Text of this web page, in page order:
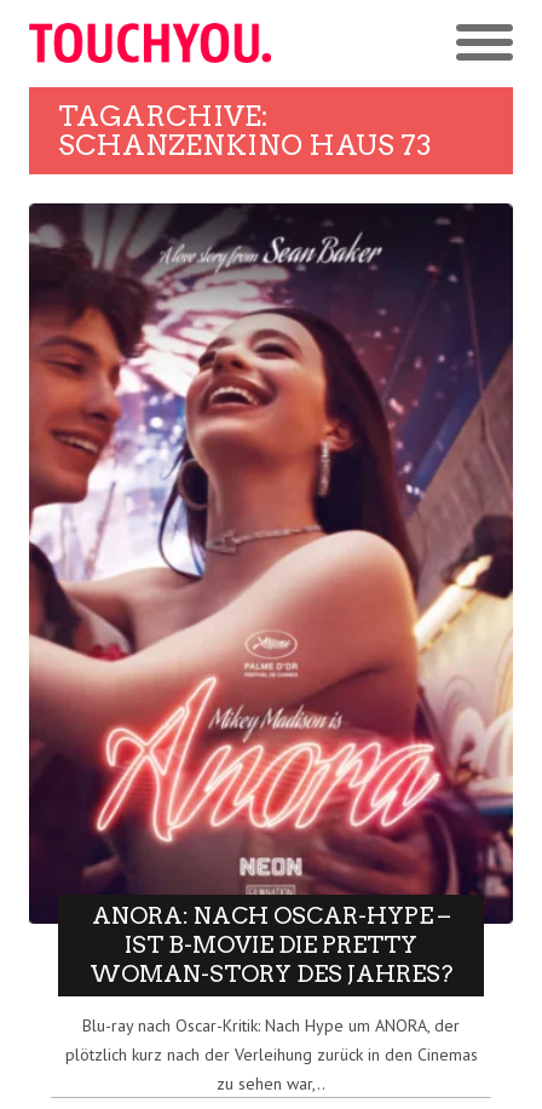
TAGARCHIVE:
SCHANZENKINO HAUS 73
ANORA: NACH OSCAR-HYPE –
IST B-MOVIE DIE PRETTY
WOMAN-STORY DES JAHRES?
Blu-ray nach Oscar-Kritik: Nach Hype um ANORA, der
plötzlich kurz nach der Verleihung zurück in den Cinemas
zu sehen war,..